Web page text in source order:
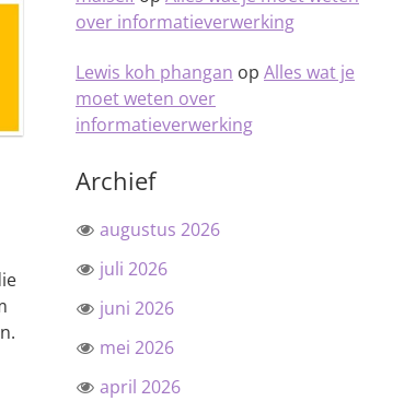
over informatieverwerking
Lewis koh phangan op Alles wat je
moet weten over
informatieverwerking
Archief
augustus 2026
juli 2026
juni 2026
mei 2026
april 2026